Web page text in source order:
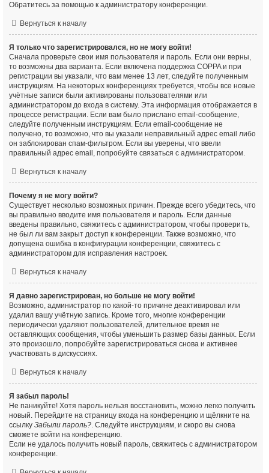
Обратитесь за помощью к администратору конференции.
Вернуться к началу
Я только что зарегистрировался, но не могу войти!
Сначала проверьте свои имя пользователя и пароль. Если они верны,
то возможны два варианта. Если включена поддержка COPPA и при
регистрации вы указали, что вам менее 13 лет, следуйте полученным
инструкциям. На некоторых конференциях требуется, чтобы все новые
учётные записи были активированы пользователями или
администратором до входа в систему. Эта информация отображается в
процессе регистрации. Если вам было прислано email-сообщение,
следуйте полученным инструкциям. Если email-сообщение не
получено, то возможно, что вы указали неправильный адрес email либо
он заблокирован спам-фильтром. Если вы уверены, что ввели
правильный адрес email, попробуйте связаться с администратором.
Вернуться к началу
Почему я не могу войти?
Существует несколько возможных причин. Прежде всего убедитесь, что
вы правильно вводите имя пользователя и пароль. Если данные
введены правильно, свяжитесь с администратором, чтобы проверить,
не был ли вам закрыт доступ к конференции. Также возможно, что
допущена ошибка в конфигурации конференции, свяжитесь с
администратором для исправления настроек.
Вернуться к началу
Я давно зарегистрирован, но больше не могу войти!
Возможно, администратор по какой-то причине деактивировал или
удалил вашу учётную запись. Кроме того, многие конференции
периодически удаляют пользователей, длительное время не
оставляющих сообщения, чтобы уменьшить размер базы данных. Если
это произошло, попробуйте зарегистрироваться снова и активнее
участвовать в дискуссиях.
Вернуться к началу
Я забыл пароль!
Не паникуйте! Хотя пароль нельзя восстановить, можно легко получить
новый. Перейдите на страницу входа на конференцию и щёлкните на
ссылку Забыли пароль?. Следуйте инструкциям, и скоро вы снова
сможете войти на конференцию.
Если не удалось получить новый пароль, свяжитесь с администратором
конференции.